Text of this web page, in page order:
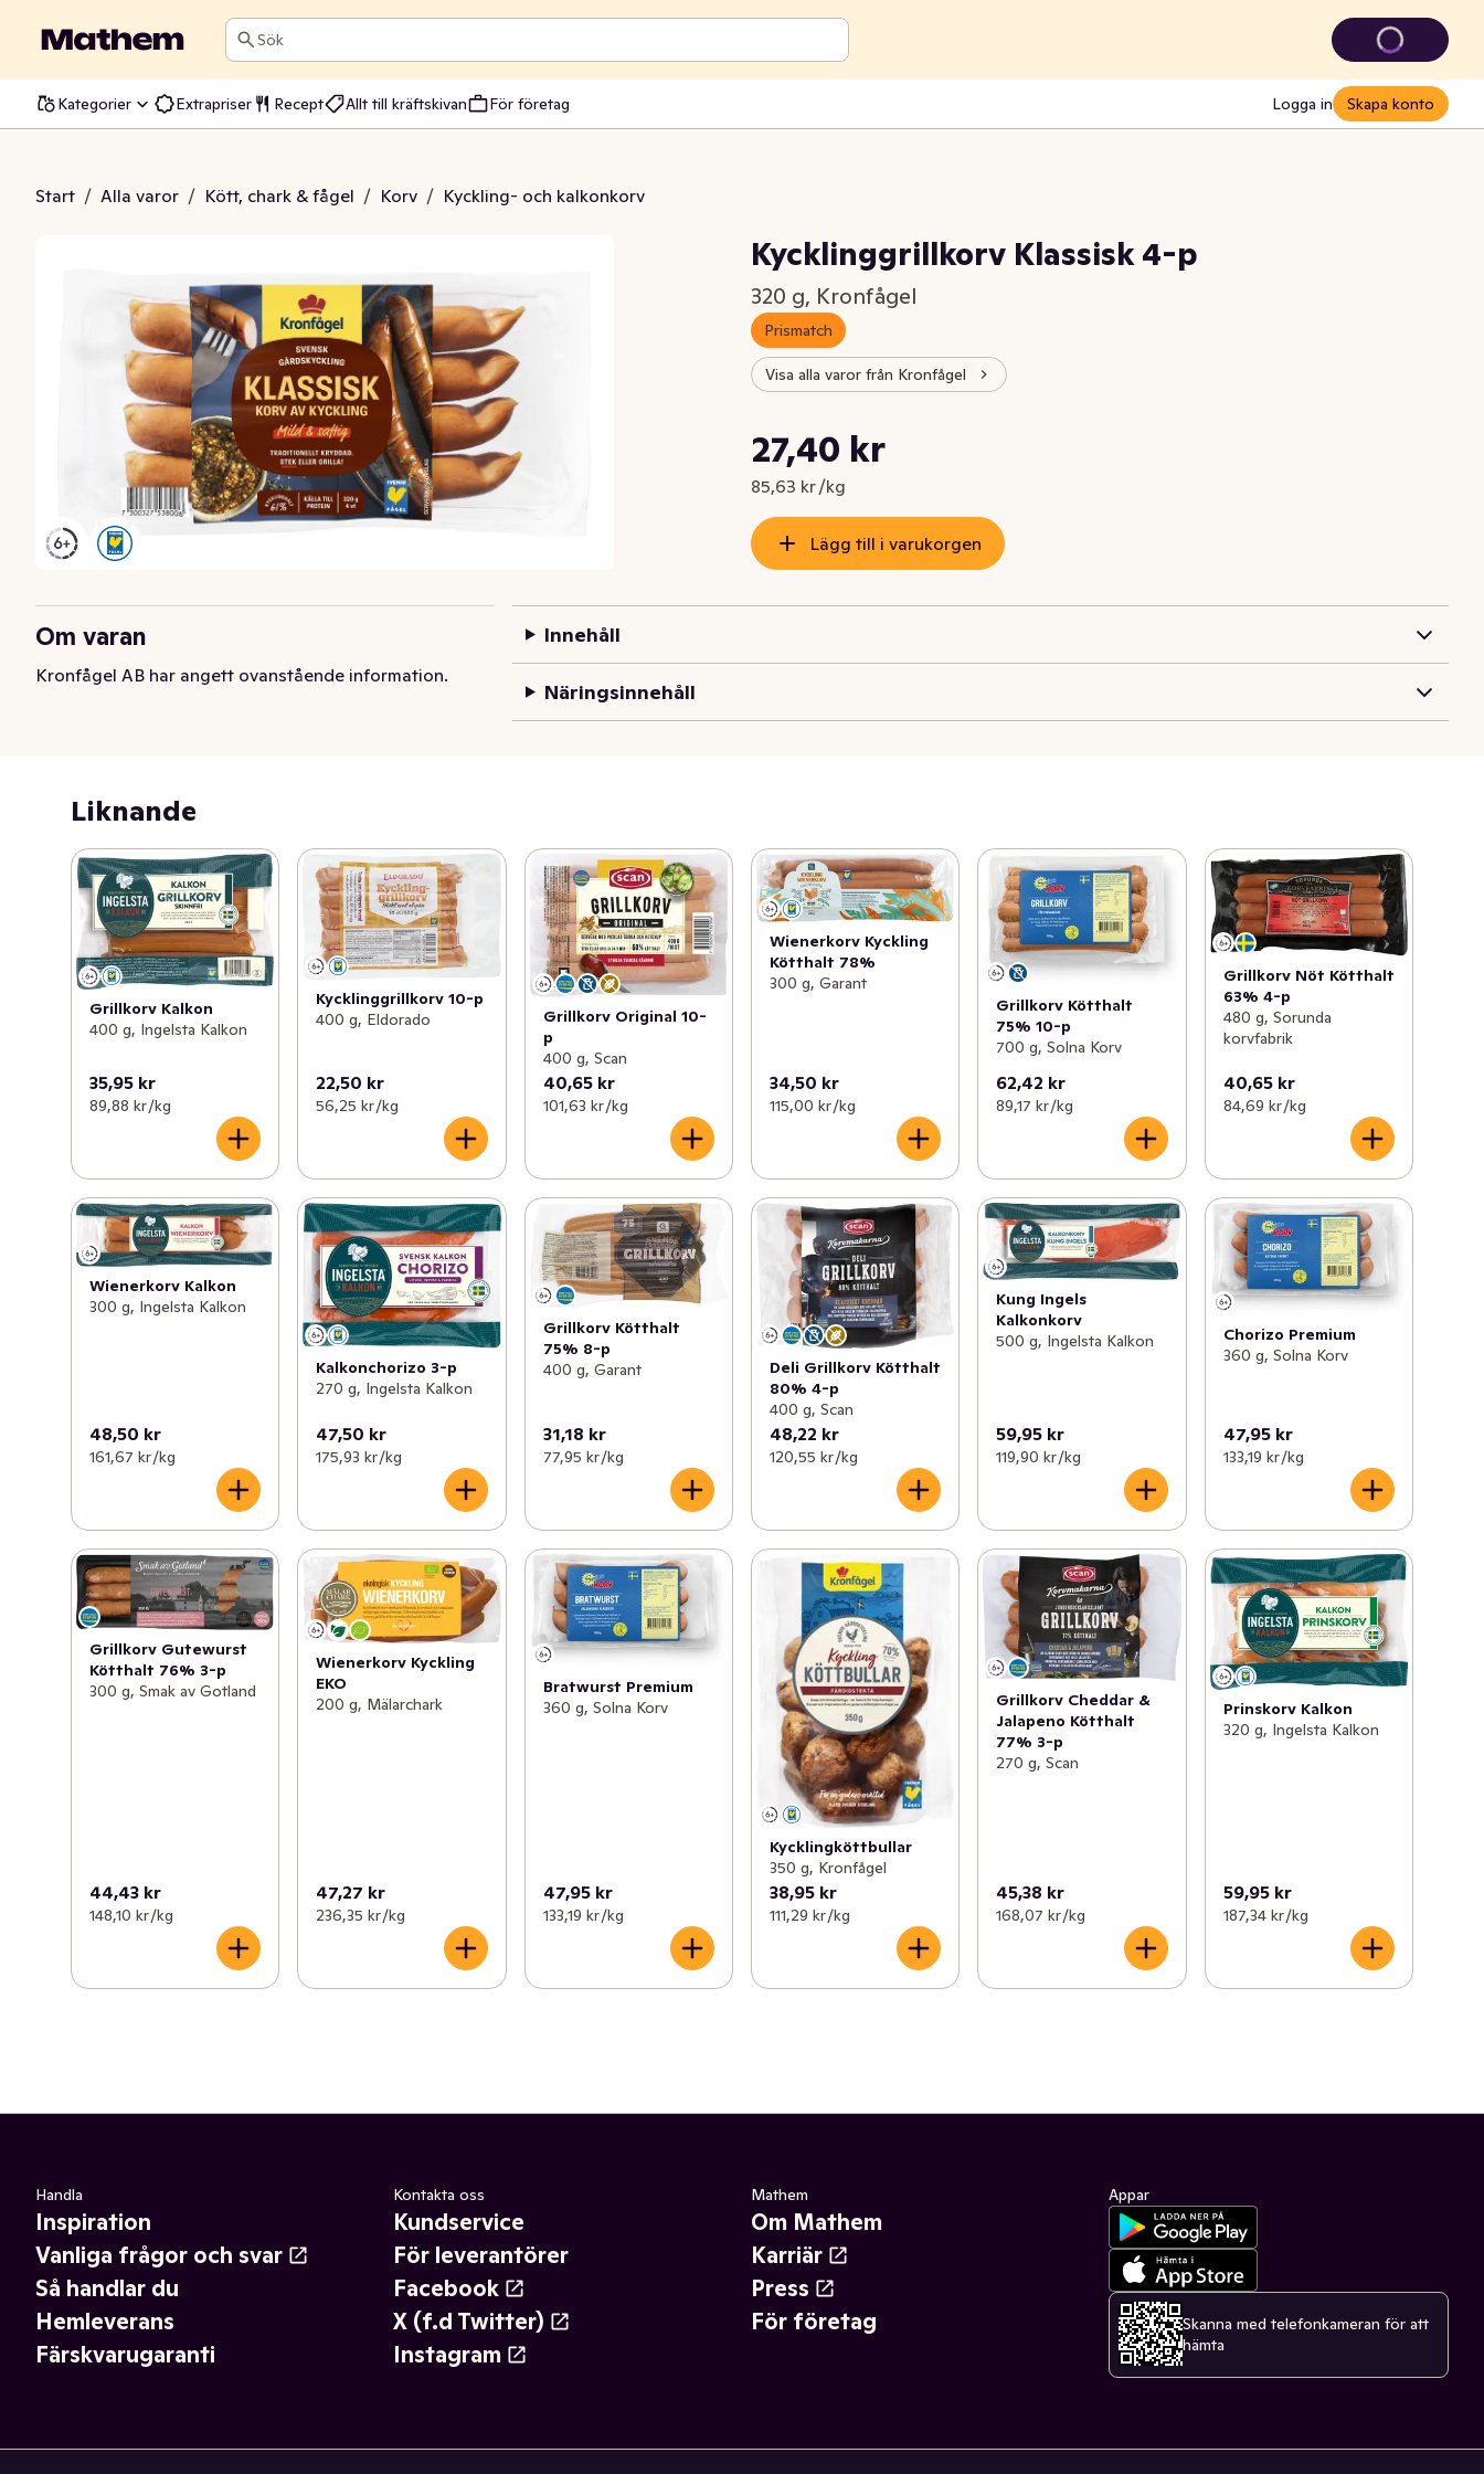
Sök
Kategorier Extrapriser Recept Allt till kräftskivan För företag Logga in Skapa konto
Start / Alla varor / Kött, chark & fågel / Korv / Kyckling- och kalkonkorv
Klassisk 4-p
Kycklinggrillkorv Klassisk 4-p
320 g, Kronfågel
Prismatch
Visa alla varor från Kronfågel
Nuvarande pris är: 27,40 kr
27,40 kr
85,63 kr /kg
Styckpris: 85,63 kr /kg
Lägg till i varukorgen
Om varan
Kronfågel AB har angett ovanstående information.
Innehåll
Näringsinnehåll
Liknande
Grillkorv Kalkon
400 g, Ingelsta Kalkon
35,95 kr
89,88 kr /kg
Kycklinggrillkorv 10-p
400 g, Eldorado
22,50 kr
56,25 kr /kg
Grillkorv Original 10-
p
400 g, Scan
40,65 kr
101,63 kr /kg
Wienerkorv Kyckling
Kötthalt 78%
300 g, Garant
34,50 kr
115,00 kr /kg
Grillkorv Kötthalt
75% 10-p
700 g, Solna Korv
62,42 kr
89,17 kr /kg
Grillkorv Nöt Kötthalt
63% 4-p
480 g, Sorunda
korvfabrik
40,65 kr
84,69 kr /kg
Wienerkorv Kalkon
300 g, Ingelsta Kalkon
48,50 kr
161,67 kr /kg
Kalkonchorizo 3-p
270 g, Ingelsta Kalkon
47,50 kr
175,93 kr /kg
Grillkorv Kötthalt
75% 8-p
400 g, Garant
31,18 kr
77,95 kr /kg
Deli Grillkorv Kötthalt
80% 4-p
400 g, Scan
48,22 kr
120,55 kr /kg
Kung Ingels
Kalkonkorv
500 g, Ingelsta Kalkon
59,95 kr
119,90 kr /kg
Chorizo Premium
360 g, Solna Korv
47,95 kr
133,19 kr /kg
Grillkorv Gutewurst
Kötthalt 76% 3-p
300 g, Smak av Gotland
44,43 kr
148,10 kr /kg
Wienerkorv Kyckling
EKO
200 g, Mälarchark
47,27 kr
236,35 kr /kg
Bratwurst Premium
360 g, Solna Korv
47,95 kr
133,19 kr /kg
Kycklingköttbullar
350 g, Kronfågel
38,95 kr
111,29 kr /kg
Grillkorv Cheddar &
Jalapeno Kötthalt
77% 3-p
270 g, Scan
45,38 kr
168,07 kr /kg
Prinskorv Kalkon
320 g, Ingelsta Kalkon
59,95 kr
187,34 kr /kg
Handla
Inspiration
Vanliga frågor och svar
Så handlar du
Hemleverans
Färskvarugaranti
Kontakta oss
Kundservice
För leverantörer
Facebook
X (f.d Twitter)
Instagram
Mathem
Om Mathem
Karriär
Press
För företag
Appar
Skanna med telefonkameran för att
hämta